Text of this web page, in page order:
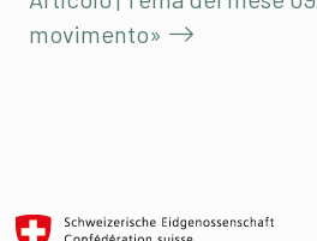
movimento»